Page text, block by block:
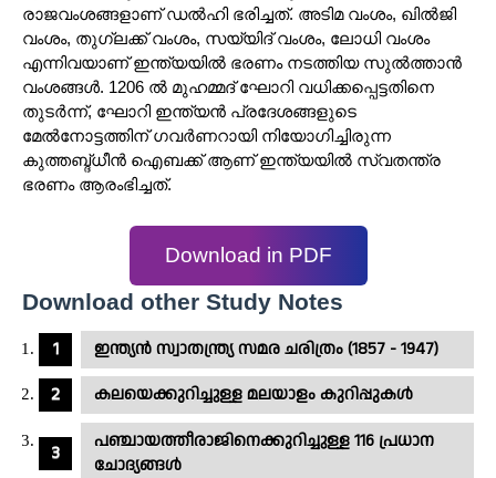
രാജവംശങ്ങളാണ് ഡൽഹി ഭരിച്ചത്. അടിമ വംശം, ഖിൽജി
വംശം, തുഗ്ലക്ക് വംശം, സയ്യിദ് വംശം, ലോധി വംശം
എന്നിവയാണ് ഇന്ത്യയിൽ ഭരണം നടത്തിയ സുൽത്താൻ
വംശങ്ങൾ. 1206 ൽ മുഹമ്മദ് ഘോറി വധിക്കപ്പെട്ടതിനെ
തുടർന്ന്, ഘോറി ഇന്ത്യൻ പ്രദേശങ്ങളുടെ
മേൽനോട്ടത്തിന് ഗവർണറായി നിയോഗിച്ചിരുന്ന
കുത്തബ്ദ്ധീൻ ഐബക്ക് ആണ് ഇന്ത്യയിൽ സ്വതന്ത്ര
ഭരണം ആരംഭിച്ചത്.
Download in PDF
Download other Study Notes
ഇന്ത്യൻ സ്വാതന്ത്ര്യ സമര ചരിത്രം (1857 - 1947)
കലയെക്കുറിച്ചുള്ള മലയാളം കുറിപ്പുകൾ
പഞ്ചായത്തീരാജിനെക്കുറിച്ചുള്ള 116 പ്രധാന
ചോദ്യങ്ങൾ